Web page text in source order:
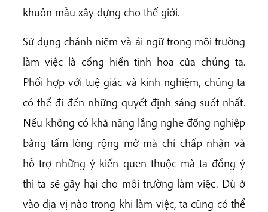
khuôn mẫu xây dựng cho thế giới.
Sử dụng chánh niệm và ái ngữ trong môi trường
làm việc là cống hiến tinh hoa của chúng ta.
Phối hợp với tuệ giác và kinh nghiệm, chúng ta
có thể đi đến những quyết định sáng suốt nhất.
Nếu không có khả năng lắng nghe đồng nghiệp
bằng tấm lòng rộng mở mà chỉ chấp nhận và
hỗ trợ những ý kiến quen thuộc mà ta đồng ý
thì ta sẽ gây hại cho môi trường làm việc. Dù ở
vào địa vị nào trong khi làm việc, ta cũng có thể